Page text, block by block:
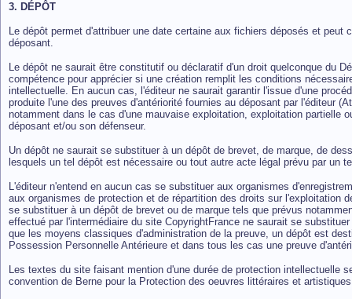
3. DÉPÔT
Le dépôt permet d'attribuer une date certaine aux fichiers déposés et peut
déposant.
Le dépôt ne saurait être constitutif ou déclaratif d'un droit quelconque du
compétence pour apprécier si une création remplit les conditions
intellectuelle. En aucun cas, l'éditeur ne saurait garantir l'issue d'une
produite l'une des preuves d'antériorité fournies au déposant par l'éditeur
notamment dans le cas d'une mauvaise exploitation, exploitation partielle
déposant et/ou son défenseur.
Un dépôt ne saurait se substituer à un dépôt de brevet, de marque, de
lesquels un tel dépôt est nécessaire ou tout autre acte légal prévu par un
L'éditeur n'entend en aucun cas se substituer aux organismes
aux organismes de protection et de répartition des droits sur l'exploitation
se substituer à un dépôt de brevet ou de marque tels que prévus
effectué par l'intermédiaire du site CopyrightFrance ne saurait se
que les moyens classiques d'administration de la preuve, un dépôt est
Possession Personnelle Antérieure et dans tous les cas une preuve
Les textes du site faisant mention d'une durée de protection intellectuelle
convention de Berne pour la Protection des oeuvres littéraires et